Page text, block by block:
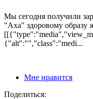
Мы сегодня получили
"Аха" здоровому образу
{"alt":"","class":"medi...
Мне нравится
Поделиться: